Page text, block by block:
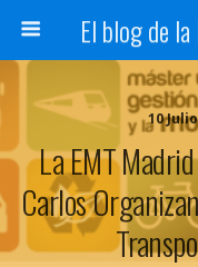
10
La EMT
Carlos